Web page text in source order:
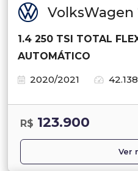
VolksWagen
1.4 250 TSI TOTAL
AUTOMÁTICO
2020/2021
R$ 123.900
Ver